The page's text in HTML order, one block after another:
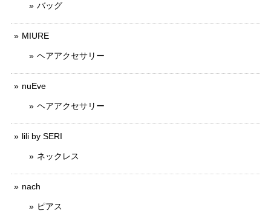
バッグ
MIURE
ヘアアクセサリー
nuEve
ヘアアクセサリー
lili by SERI
ネックレス
nach
ピアス